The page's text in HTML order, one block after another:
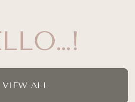
VIEW ALL